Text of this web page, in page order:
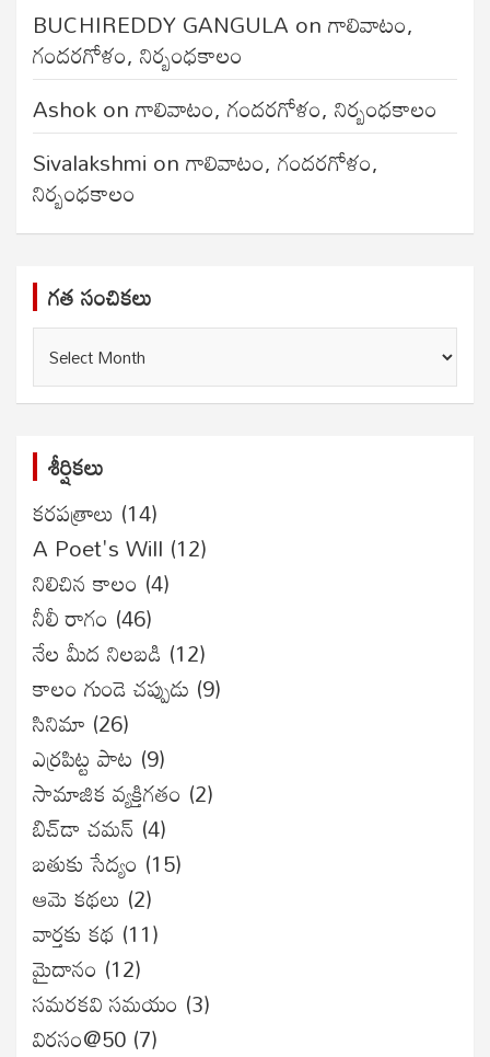
BUCHIREDDY GANGULA onగాలివాటం,
గందరగోళం, నిర్బంధకాలం
Ashokonగాలివాటం, గందరగోళం, నిర్బంధకాలం
Sivalakshmi onగాలివాటం, గందరగోళం,
నిర్బంధకాలం
గత సంచికలు
గత
సంచికలు
శీర్షికలు
కరపత్రాలు (14)
A Poet's Will (12)
నిలిచిన కాలం (4)
నీలీ రాగం (46)
నేల మీద నిలబడి (12)
కాలం గుండె చప్పుడు (9)
సినిమా (26)
ఎర్రపిట్ట పాట (9)
సామాజిక వ్యక్తిగతం (2)
బిచ్‌డా చమన్ (4)
బతుకు సేద్యం (15)
ఆమె కథలు (2)
వార్తకు కథ (11)
మైదానం (12)
సమరకవి సమయం (3)
విరసం@50 (7)